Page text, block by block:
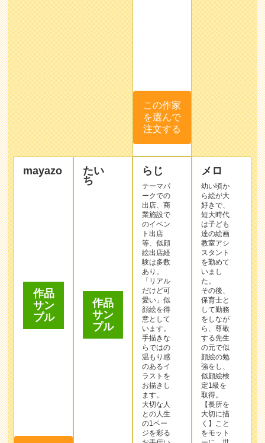
mayazo
たい
ち
らじ
テーマパ
ークでの
出店、商
業施設で
等、似顔
絵出店経
験は多数
あり。
「リアル
だけど可
愛い」似
顔絵を得
意として
います。
手描きな
らではの
温もり感
のあるイ
ラストを
お描きし
ます。
大切な人
との人生
の1ペー
ジを彩る
お手伝い
ができま
したら幸
いです。
メロ
幼い頃か
ら絵が大
好きで、
短大時代
は子ども
教室アシ
スタント
を勤めて
いまし
た。
その後、
保育士と
して勤務
をしなが
ら、尊敬
する先生
の元で似
顔絵の勉
強をし、
似顔絵検
定1級を
取得。
【長所を
大切に描
く】こと
をモット
ーに、世
界に一つ
のあたた
かい似顔
絵をお届
けします
^ ^